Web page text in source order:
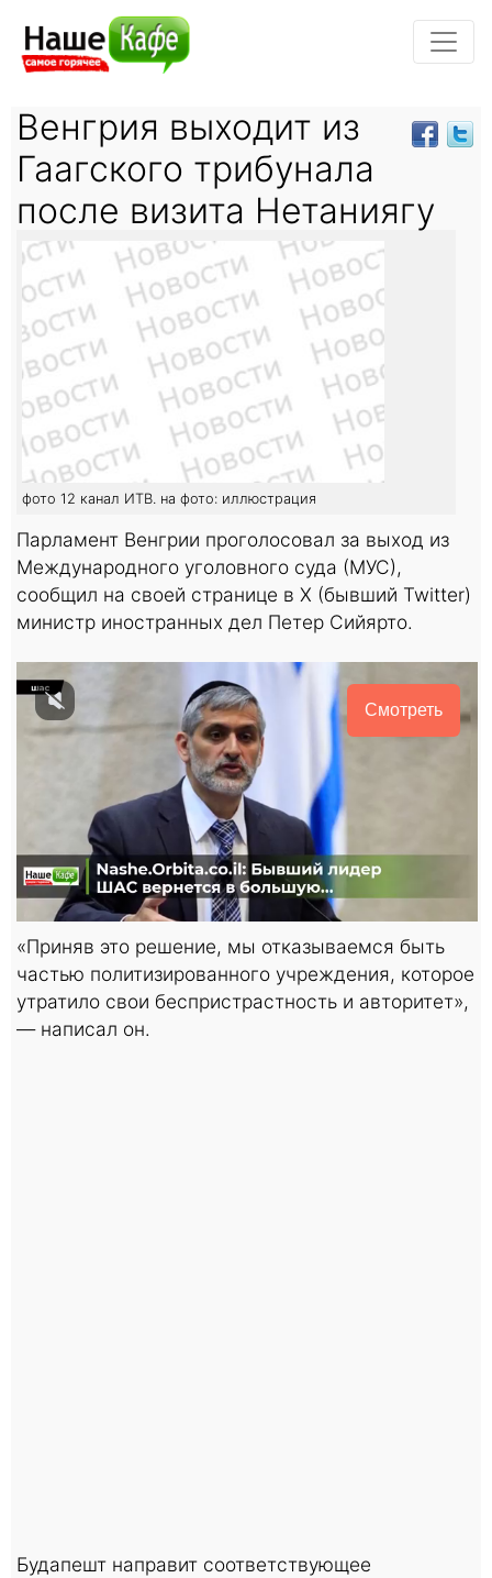
Венгрия выходит из
Гаагского трибунала
после визита Нетаниягу
фото 12 канал ИТВ. на фото: иллюстрация
Парламент Венгрии проголосовал за выход из
Международного уголовного суда (МУС),
сообщил на своей странице в X (бывший Twitter)
министр иностранных дел Петер Сийярто.
Смотреть
«Приняв это решение, мы отказываемся быть
частью политизированного учреждения, которое
утратило свои беспристрастность и авторитет»,
— написал он.
Будапешт направит соответствующее